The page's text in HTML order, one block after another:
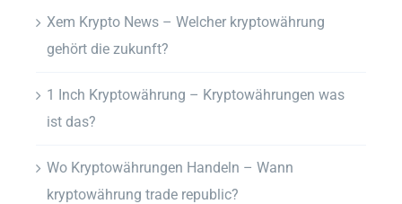
Xem Krypto News – Welcher kryptowährung
gehört die zukunft?
1 Inch Kryptowährung – Kryptowährungen was
ist das?
Wo Kryptowährungen Handeln – Wann
kryptowährung trade republic?